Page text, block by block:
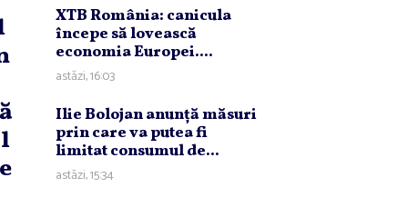
XTB România: canicula
începe să lovească
economia Europei....
astăzi, 16:03
Ilie Bolojan anunţă măsuri
prin care va putea fi
limitat consumul de...
astăzi, 15:34